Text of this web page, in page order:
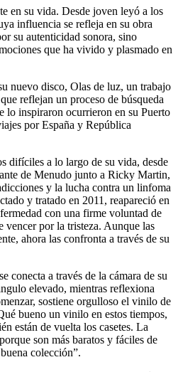
en su vida. Desde joven leyó a los
influencia se refleja en su obra
su autenticidad sonora, sino
que ha vivido y plasmado en
nuevo disco, Olas de luz, un trabajo
reflejan un proceso de búsqueda
lo inspiraron ocurrieron en su Puerto
por España y República
difíciles a lo largo de su vida, desde
de Menudo junto a Ricky Martin,
y la lucha contra un linfoma
y tratado en 2011, reapareció en
con una firme voluntad de
vencer por la tristeza. Aunque las
ahora las confronta a través de su
conecta a través de la cámara de su
elevado, mientras reflexiona
sostiene orgulloso el vinilo de
bueno un vinilo en estos tiempos,
están de vuelta los casetes. La
son más baratos y fáciles de
colección”.